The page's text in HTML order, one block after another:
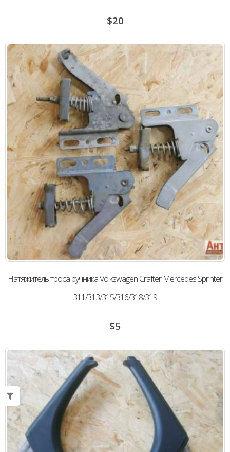
$20
Натяжитель троса ручника Volkswagen Сrafter Mercedes Sprinter
311/313/315/316/318/319
$5